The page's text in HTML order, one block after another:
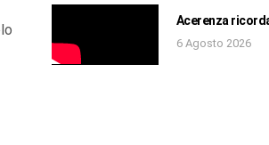
Acerenza
6 Agosto 2026